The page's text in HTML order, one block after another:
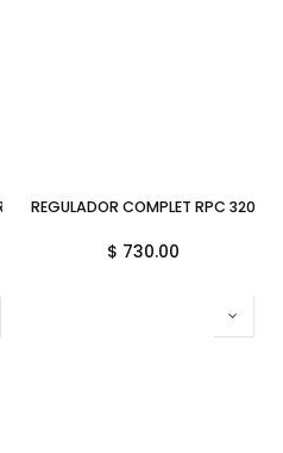
1300VA 650W 8CONTACTOS ERV-9-
REGULADOR COMPLET RPC 3200
$ 730.00